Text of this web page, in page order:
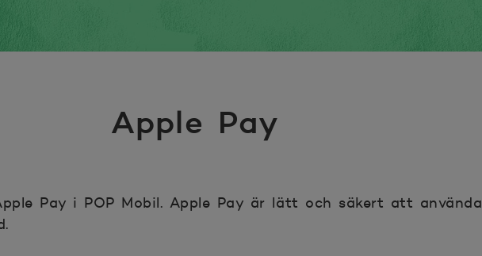
Apple Pay
Pay i POP Mobil. Apple Pay är lätt och säkert att använda